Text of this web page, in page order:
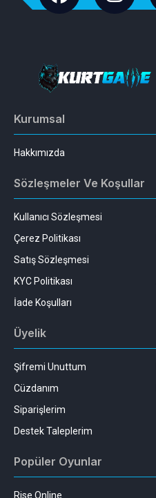
Kurumsal
Hakkımızda
Sözleşmeler Ve Koşullar
Kullanıcı Sözleşmesi
Çerez Politikası
Satış Sözleşmesi
KYC Politikası
İade Koşulları
Üyelik
Şifremi Unuttum
Cüzdanım
Siparişlerim
Destek Taleplerim
Popüler Oyunlar
Rise Online